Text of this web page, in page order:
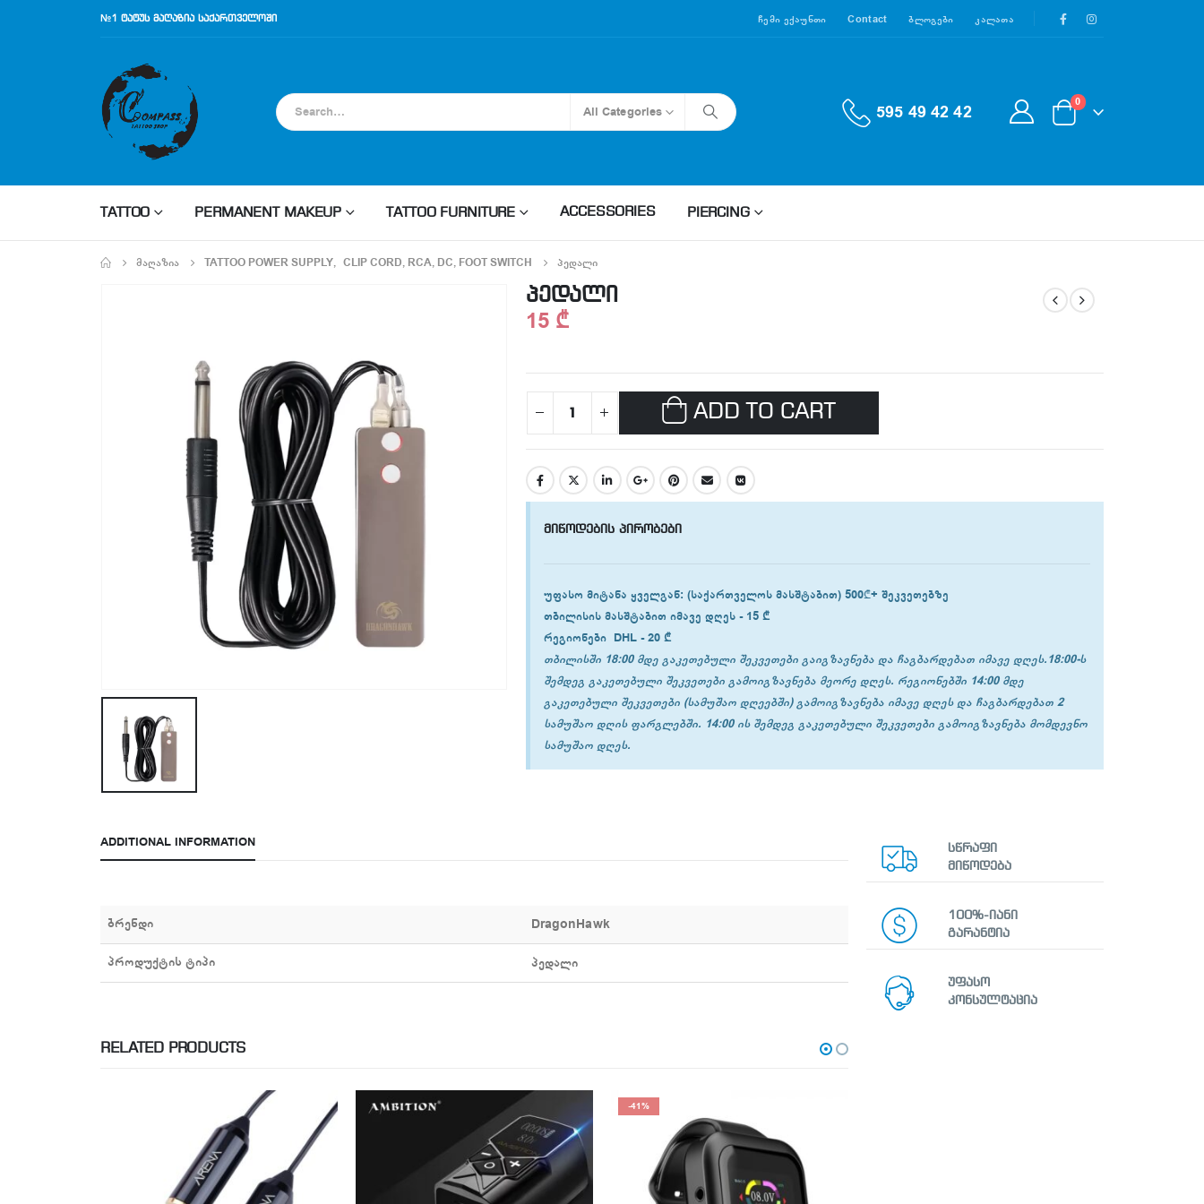
№1 ტატუს მაღაზია საქართველოში Ჩემი Ექაუნთი Contact Ბლოგები Კალათა
All Categories 595 49 42 42 0
TATTOO PERMANENT MAKEUP TATTOO FURNITURE ACCESSORIES PIERCING
ᲛᲐᲦᲐᲖᲘᲐ TATTOO POWER SUPPLY, CLIP CORD, RCA, DC, FOOT SWITCH ᲞᲔᲓᲐᲚᲘ
პედალი
15 ₾
ADD TO CART
მიწოდების პირობები
უფასო მიტანა ყველგან: (საქართველოს მასშტაბით) 500₾+ შეკვეთებზე
თბილისისმასშტაბით იმავე დღეს -15 ₾
რეგიონებიDHL -20 ₾
თბილისში 18:00 მდე გაკეთებული შეკვეთები გაიგზავნება და ჩაგბარდებათ იმავე დღეს.18:00-ს
შემდეგ გაკეთებული შეკვეთები გამოიგზავნება მეორე დღეს. რეგიონებში 14:00 მდე
გაკეთებული შეკვეთები (სამუშაო დღეებში) გამოიგზავნება იმავე დღეს და ჩაგბარდებათ 2
სამუშაო დღის ფარგლებში. 14:00 ის შემდეგ გაკეთებული შეკვეთები გამოიგზავნება მომდევნო
სამუშაო დღეს.
ADDITIONAL INFORMATION
ბრენდი
DragonHawk
პროდუქტის ტიპი
პედალი
RELATED PRODUCTS
-41%
სწრაფი
მიწოდება
100%-იანი
გარანტია
უფასო
კონსულტაცია